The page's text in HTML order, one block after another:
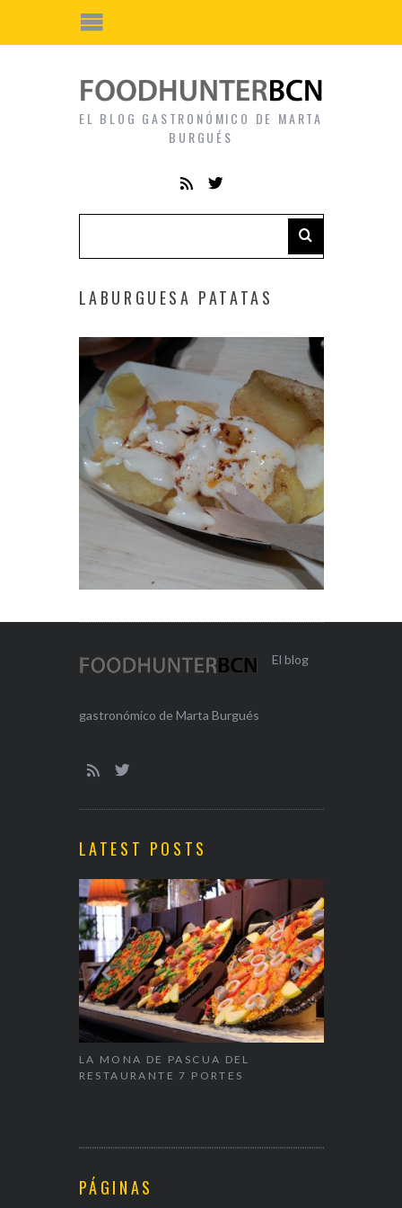
EL BLOG GASTRONÓMICO DE MARTA
BURGUÉS
LABURGUESA PATATAS
El blog
gastronómico de Marta Burgués
LATEST POSTS
LA MONA DE PASCUA DEL
RESTAURANTE 7 PORTES
PÁGINAS